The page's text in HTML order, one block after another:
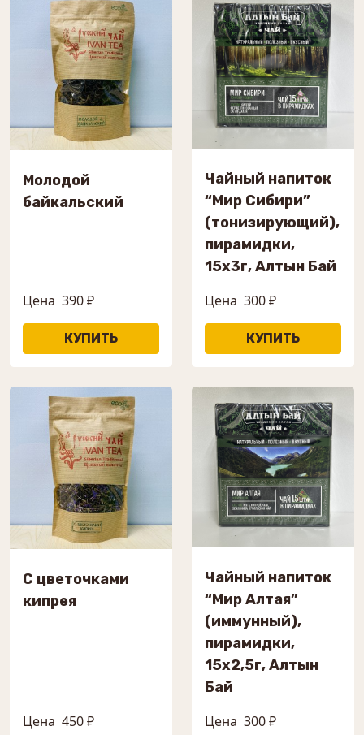
Молодой
байкальский
Цена 390 ₽
Чайный напиток
“Мир Сибири”
(тонизирующий),
пирамидки,
15х3г, Алтын Бай
Цена 300 ₽
С цветочками
кипрея
Цена 450 ₽
Чайный напиток
“Мир Алтая”
(иммунный),
пирамидки,
15х2,5г, Алтын
Бай
Цена 300 ₽